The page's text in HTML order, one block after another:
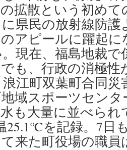
拡散という初め
県民の放射線防
アピールに躍起
現在、福島地裁で
も、行政の消極
江町双葉町合同災
域スポーツセン
も大量に並べら
25.1℃を記録。7日
来た町役場の職員